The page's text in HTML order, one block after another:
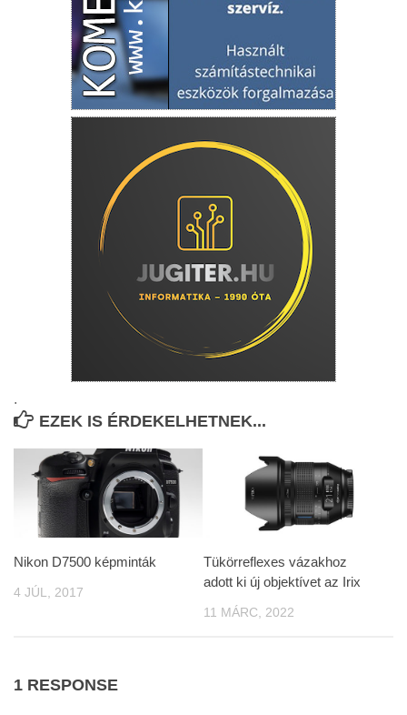
.
EZEK IS ÉRDEKELHETNEK...
Nikon D7500 képminták
4 JÚL, 2017
Tükörreflexes vázakhoz
adott ki új objektívet az Irix
11 MÁRC, 2022
1 RESPONSE